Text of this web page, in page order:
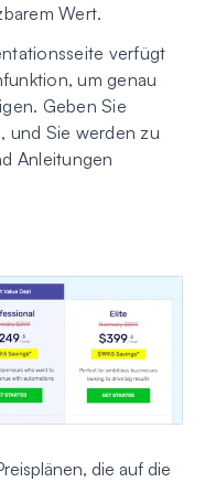
Wert.
verfügt
um genau
Geben Sie
und Sie werden zu
Anleitungen
die auf die